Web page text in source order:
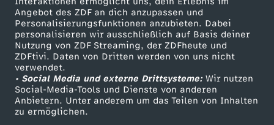
Angebot des ZDF an dich anzupassen und
Personalisierungsfunktionen anzubieten. Dabei
personalisieren wir ausschließlich auf Basis deiner
Nutzung von ZDF Streaming, der ZDFheute und
ZDFtivi. Daten von Dritten werden von uns nicht
verwendet.
• Social Media und externe Drittsysteme:Wir nutzen
Social-Media-Tools und Dienste von anderen
Anbietern. Unter anderem um das Teilen von Inhalten
zu ermöglichen.
o
p
a
v
TV-Programm
ZDF Unternehmen
Karriere